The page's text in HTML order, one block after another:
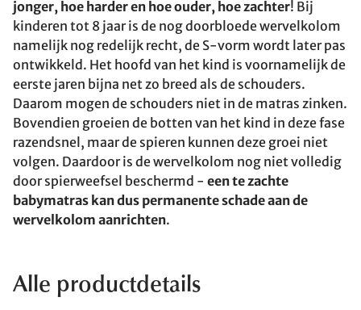
jonger, hoe harder en hoe ouder, hoe zachter! Bij
kinderen tot 8 jaar is de nog doorbloede wervelkolom
namelijk nog redelijk recht, de S-vorm wordt later pas
ontwikkeld. Het hoofd van het kind is voornamelijk de
eerste jaren bijna net zo breed als de schouders.
Daarom mogen de schouders niet in de matras zinken.
Bovendien groeien de botten van het kind in deze fase
razendsnel, maar de spieren kunnen deze groei niet
volgen. Daardoor is de wervelkolom nog niet volledig
door spierweefsel beschermd - een te zachte
babymatras kan dus permanente schade aan de
wervelkolom aanrichten.
Alle productdetails